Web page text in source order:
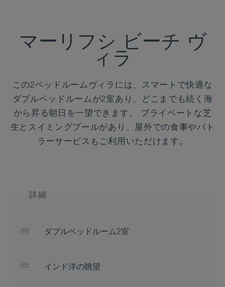
マーリフシ ビーチ ヴ
ィラ
この2ベッドルームヴィラには、スマートで快適な
ダブルベッドルームが2室あり、どこまでも続く海
から昇る朝日を一望できます。 プライベートな芝
生とスイミングプールがあり、屋外での食事やバト
ラーサービスもご利用いただけます。
詳細
ダブルベッドルーム2室
インド洋の眺望